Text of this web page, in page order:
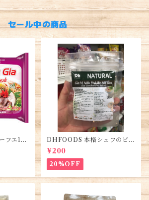
セール中の商品
フエ12
DHFOODS 本格シェフのビー
フフォーのセット・Gia Vị Ph
ở Bò Sài Gòn
¥200
20%OFF